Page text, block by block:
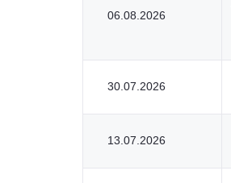
06.08.2026
30.07.2026
13.07.2026